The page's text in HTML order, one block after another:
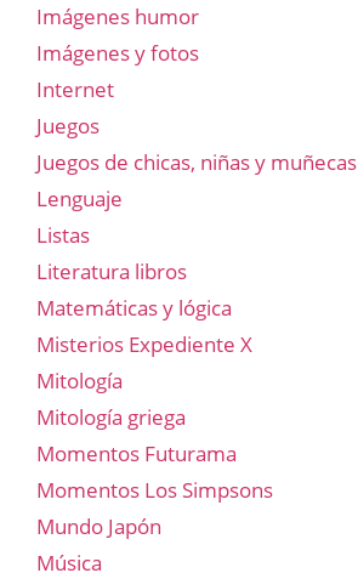
Imágenes humor
Imágenes y fotos
Internet
Juegos
Juegos de chicas, niñas y muñecas
Lenguaje
Listas
Literatura libros
Matemáticas y lógica
Misterios Expediente X
Mitología
Mitología griega
Momentos Futurama
Momentos Los Simpsons
Mundo Japón
Música